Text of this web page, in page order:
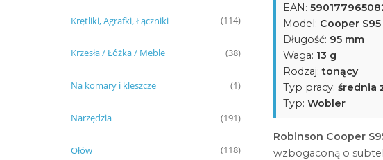
Krętliki, Agrafki, Łączniki (114)
Krzesła / Łóżka / Meble (38)
Na komary i kleszcze (1)
Narzędzia (191)
Ołów (118)
EAN:
Model: Cooper S95
Długość: 95 mm
Waga: 13 g
Rodzaj:tonący
Typ pracy: średnia
Typ: Wobler
Robinson Cooper
wzbogaconą o